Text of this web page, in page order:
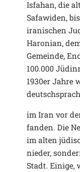
Isfahan, die
Safawiden,
iranischen
Haronian,
Gemeinde,
100.000
1930er Jahre
im Iran vor
fanden. Die
im alten
nieder,
Stadt. Einige,